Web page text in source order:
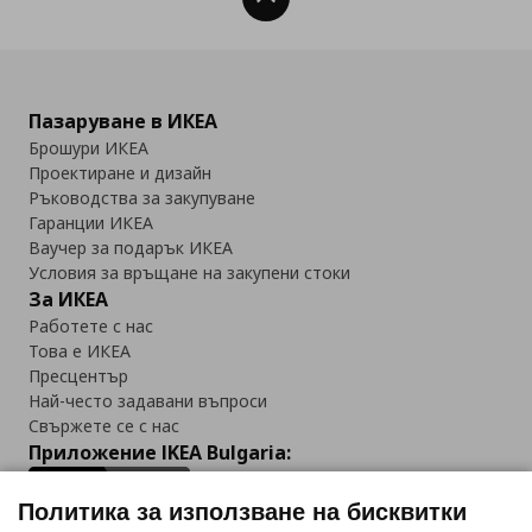
Пазаруване в ИКЕА
Брошури ИКЕА
Проектиране и дизайн
Ръководства за закупуване
Гаранции ИКЕА
Ваучер за подарък ИКЕА
Условия за връщане на закупени стоки
За ИКЕА
Работете с нас
Това е ИКЕА
Пресцентър
Най-често задавани въпроси
Свържете се с нас
Приложение IKEA Bulgaria:
Политика за използване на бисквитки